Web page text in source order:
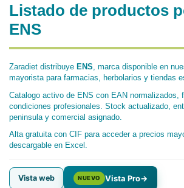
Listado de productos
ENS
Zaradiet distribuye ENS, marca disponible en
mayorista para farmacias, herbolarios y tiendas
Catalogo activo de ENS con EAN normalizados,
condiciones profesionales. Stock actualizado,
peninsula y comercial asignado.
Alta gratuita con CIF para acceder a precios
descargable en Excel.
Vista web NUEVO Vista Pro→